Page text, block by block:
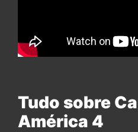
Tudo sobre
América 4